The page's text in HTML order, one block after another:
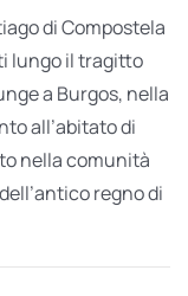
di Compostela
lungo il tragitto
a Burgos, nella
all’abitato di
nella comunità
regno di